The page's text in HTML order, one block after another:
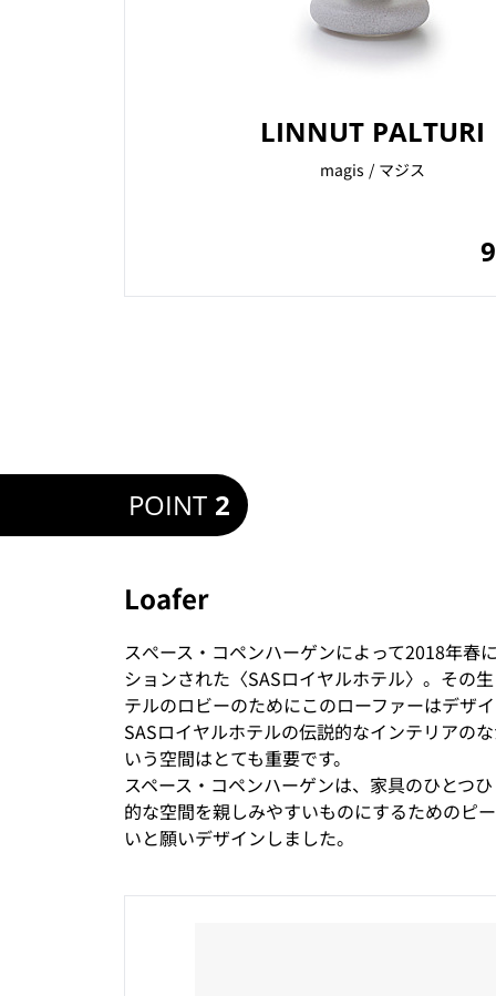
LINNUT PALTURI
magis / マジス
POINT 2
Loafer
スぺース・コペンハーゲンによって2018年春
ションされた〈SASロイヤルホテル〉。その
テルのロビーのためにこのローファーはデザ
SASロイヤルホテルの伝説的なインテリアの
いう空間はとても重要です。
スペース・コペンハーゲンは、家具のひとつ
的な空間を親しみやすいものにするためのピ
いと願いデザインしました。